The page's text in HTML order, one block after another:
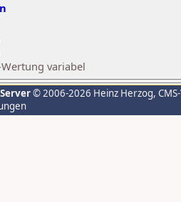
variabel
© 2006-2026 Heinz Herzog,